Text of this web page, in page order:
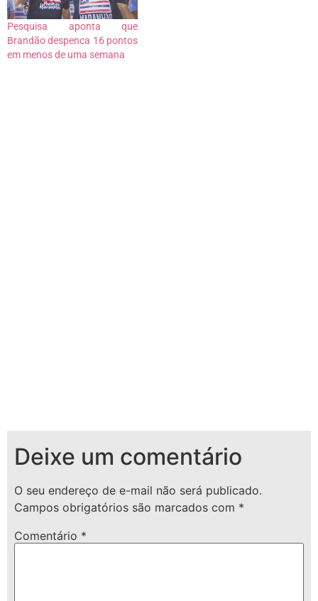
Pesquisa aponta que
Brandão despenca 16 pontos
em menos de uma semana
Deixe um comentário
O seu endereço de e-mail não será publicado.
Campos obrigatórios são marcados com *
Comentário *